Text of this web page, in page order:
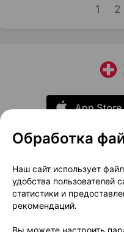
1 2
О проекте
Размещение
Публичный
Обработка
Наш сайт использует
удобства пользователей
статистики и
рекомендаций.
Вы можете настроить